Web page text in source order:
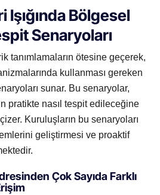
Işığında Bölgesel
Senaryoları
tanımlamaların ötesine geçerek,
kullanması gereken
sunar. Bu senaryolar,
pratikte nasıl tespit edileceğine
Kuruluşların bu senaryoları
geliştirmesi ve proaktif
Çok Sayıda Farklı